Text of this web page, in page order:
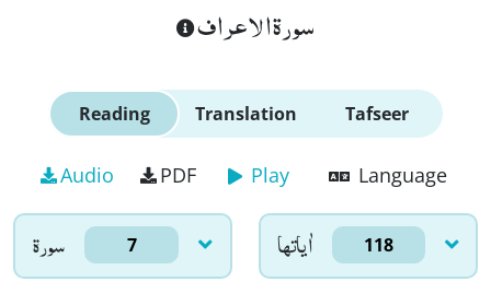
سورة الاعراف
Reading Translation Tafseer
Audio PDF Play Language
سورۃ 7 اٰياتها 118